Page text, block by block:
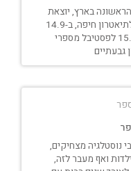
בארץ, יוצאת
במסע הופעות חדש שמגיע ב-14.8 לתיאטרון חיפה, ב-14.9
למועדון הגולה בפתח תקוה וב-15.10 לפסטיבל מספרי
נוסטלגיה מצחיקים,
ואף מעבר לזה,